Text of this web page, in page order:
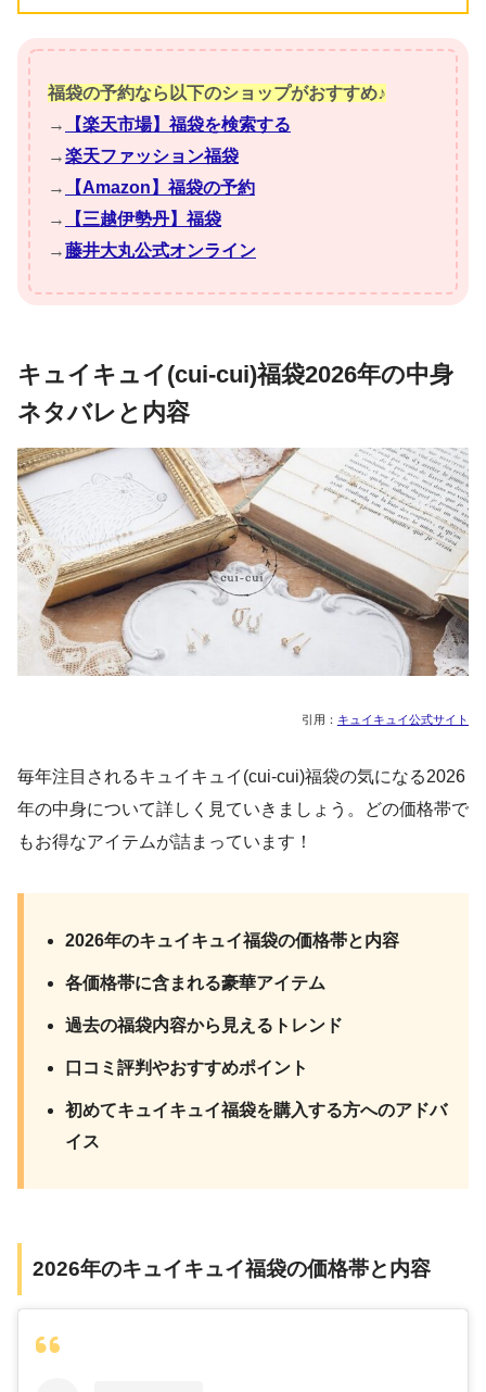
福袋の予約なら以下のショップがおすすめ♪
→
【楽天市場】福袋を検索する
→楽天ファッション福袋
→
【Amazon】福袋の予約
→
【三越伊勢丹】福袋
→藤井大丸公式オンライン
キュイキュイ(cui-cui)福袋2026年の中身
ネタバレと内容
引用： キュイキュイ公式サイト
毎年注目されるキュイキュイ(cui-cui)福袋の気になる2026
年の中身について詳しく見ていきましょう。どの価格帯で
もお得なアイテムが詰まっています！
2026年のキュイキュイ福袋の価格帯と内容
各価格帯に含まれる豪華アイテム
過去の福袋内容から見えるトレンド
口コミ評判やおすすめポイント
初めてキュイキュイ福袋を購入する方へのアドバ
イス
2026年のキュイキュイ福袋の価格帯と内容